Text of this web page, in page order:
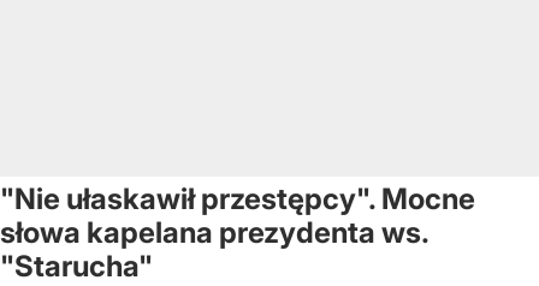
"Nie ułaskawił przestępcy". Mocne
słowa kapelana prezydenta ws.
"Starucha"